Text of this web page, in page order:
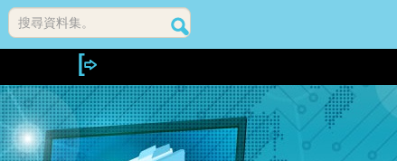
搜尋資料集。